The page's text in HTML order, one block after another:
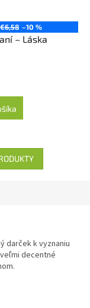
€6,58 –10 %
– Láska
darček k vyznaniu
decentné